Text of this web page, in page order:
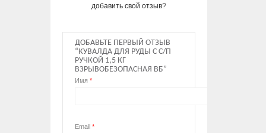
добавить свой отзыв?
ДОБАВЬТЕ ПЕРВЫЙ ОТЗЫВ
“КУВАЛДА ДЛЯ РУДЫ С С/П
РУЧКОЙ 1,5 КГ
ВЗРЫВОБЕЗОПАСНАЯ ВБ”
Имя *
Email *